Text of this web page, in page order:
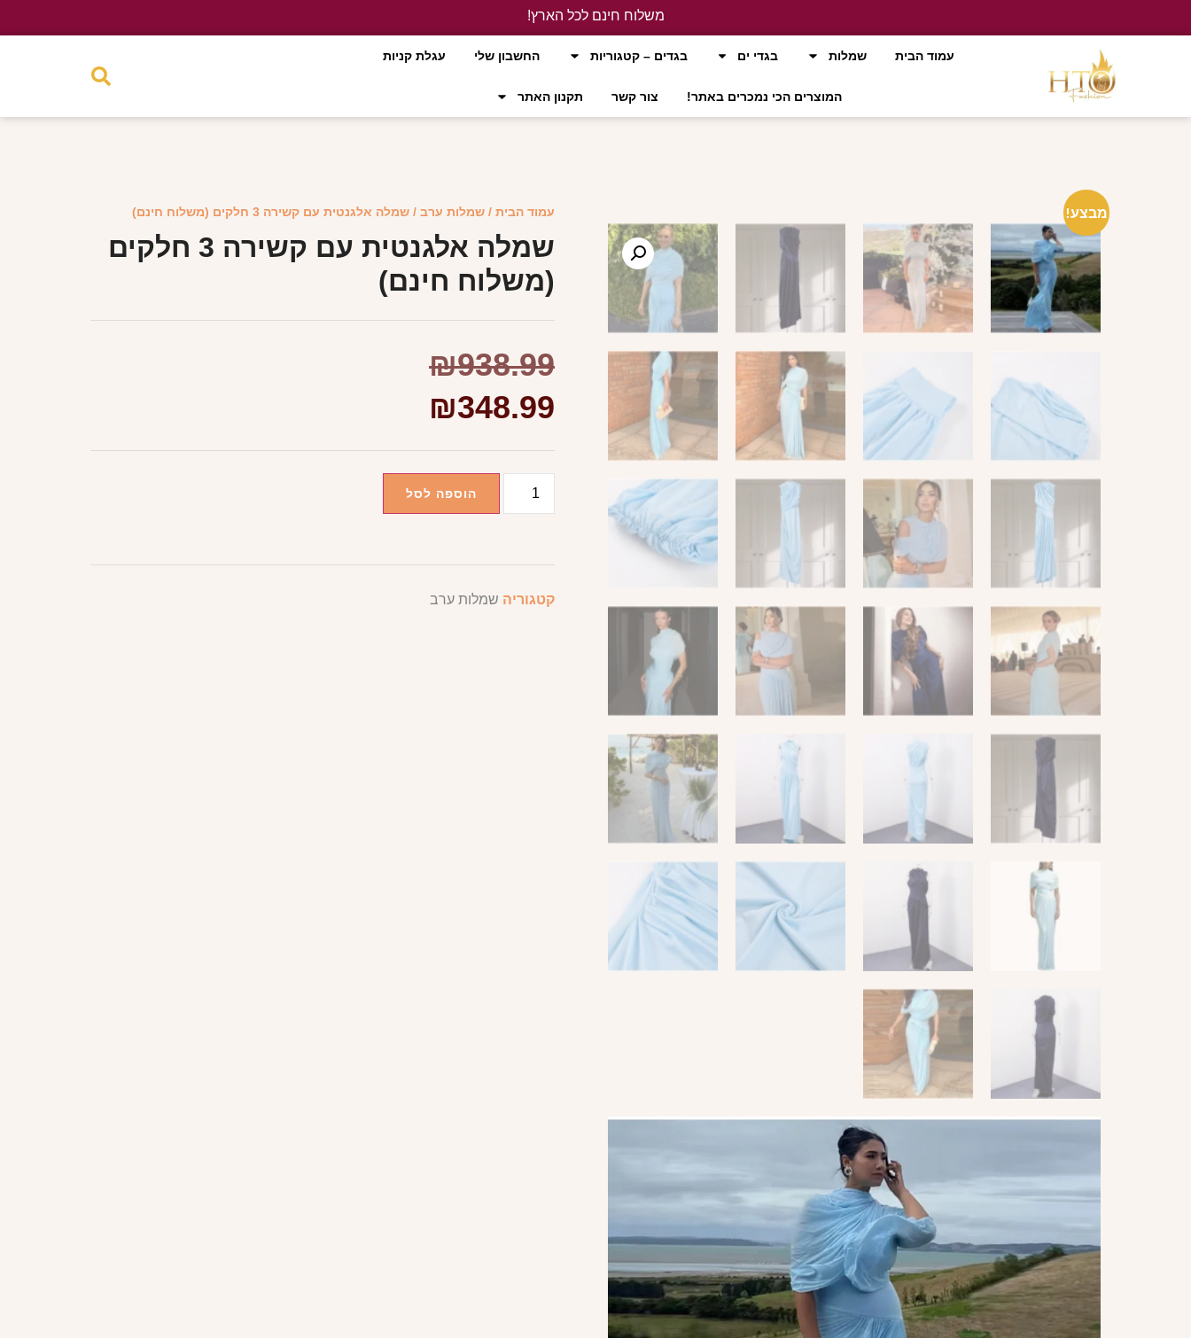
משלוח חינם לכל הארץ!
עמוד הבית
שמלות בגדי ים בגדים – קטגוריות החשבון שלי עגלת קניות
המוצרים הכי נמכרים באתר! צור קשר תקנון האתר
מבצע! עמוד הבית / שמלות ערב / שמלה אלגנטית עם קשירה 3 חלקים (משלוח חינם)
שמלה אלגנטית עם קשירה 3 חלקים
(משלוח חינם)
₪938.99
₪348.99
הוספה לסל
קטגוריה שמלות ערב